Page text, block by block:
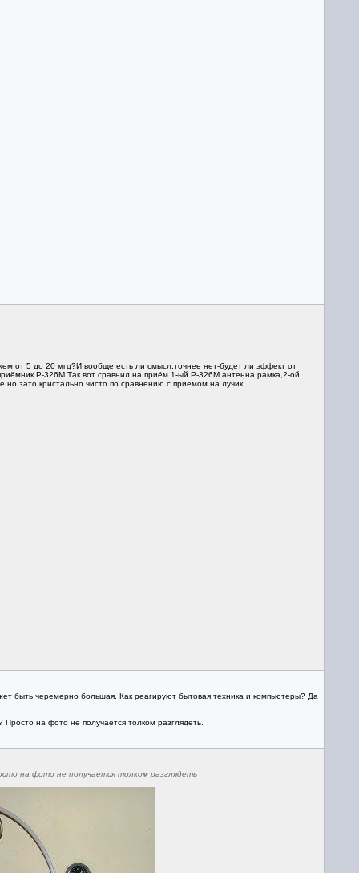
от 5 до 20 мгц?И вообще есть ли смысл,точнее нет-будет ли эффект от
Р-326М.Так вот сравнил на приём 1-ый Р-326М антенна рамка,2-ой
зато кристально чисто по сравнению с приёмом на лучик.
быть черемерно большая. Как реагируют бытовая техника и компьютеры? Да
на фото не получается толком разглядеть.
на фото не получается толком разглядеть